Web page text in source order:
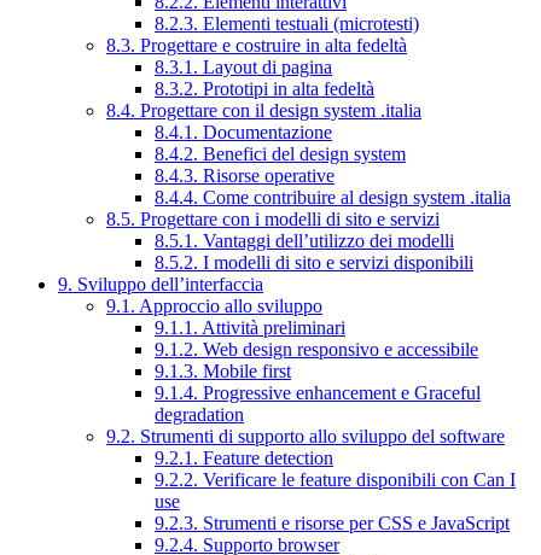
8.2.3. Elementi testuali (microtesti)
8.3. Progettare e costruire in alta fedeltà
8.3.1. Layout di pagina
8.3.2. Prototipi in alta fedeltà
8.4. Progettare con il design system .italia
8.4.1. Documentazione
8.4.2. Benefici del design system
8.4.3. Risorse operative
8.4.4. Come contribuire al design system .italia
8.5. Progettare con i modelli di sito e servizi
8.5.1. Vantaggi dell’utilizzo dei modelli
8.5.2. I modelli di sito e servizi disponibili
9. Sviluppo dell’interfaccia
9.1. Approccio allo sviluppo
9.1.1. Attività preliminari
9.1.2. Web design responsivo e accessibile
9.1.3. Mobile first
9.1.4. Progressive enhancement e Graceful
degradation
9.2. Strumenti di supporto allo sviluppo del software
9.2.1. Feature detection
9.2.2. Verificare le feature disponibili con Can I
use
9.2.3. Strumenti e risorse per CSS e JavaScript
9.2.4. Supporto browser